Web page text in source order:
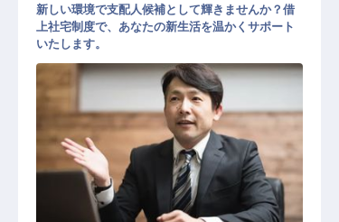
支配人候補
新しい環境で支配人候補として輝きませんか？借
上社宅制度で、あなたの新生活を温かくサポート
いたします。